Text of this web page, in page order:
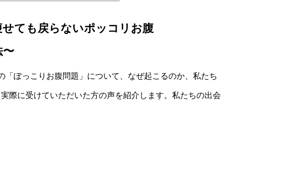
ても戻らないポッコリお腹
〜
「ぽっこりお腹問題」について、なぜ起こるのか、私たち
際に受けていただいた方の声を紹介します。私たちの出会